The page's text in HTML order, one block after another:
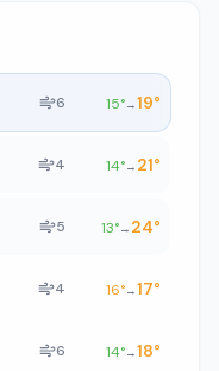
6 15°→19°
4 14°→ 21°
5 13°→ 24°
4 16°→17°
6 14°→18°